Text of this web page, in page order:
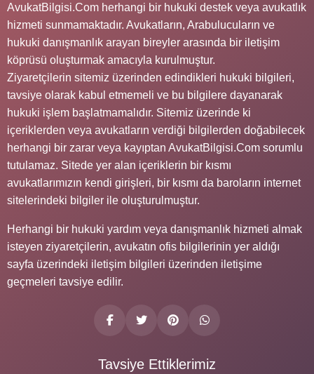
AvukatBilgisi.Com herhangi bir hukuki destek veya avukatlık
hizmeti sunmamaktadır. Avukatların, Arabulucuların ve
hukuki danışmanlık arayan bireyler arasında bir iletişim
köprüsü oluşturmak amacıyla kurulmuştur.
Ziyaretçilerin sitemiz üzerinden edindikleri hukuki bilgileri,
tavsiye olarak kabul etmemeli ve bu bilgilere dayanarak
hukuki işlem başlatmamalıdır. Sitemiz üzerinde ki
içeriklerden veya avukatların verdiği bilgilerden doğabilecek
herhangi bir zarar veya kayıptan AvukatBilgisi.Com sorumlu
tutulamaz. Sitede yer alan içeriklerin bir kısmı
avukatlarımızın kendi girişleri, bir kısmı da baroların internet
sitelerindeki bilgiler ile oluşturulmuştur.
Herhangi bir hukuki yardım veya danışmanlık hizmeti almak
isteyen ziyaretçilerin, avukatın ofis bilgilerinin yer aldığı
sayfa üzerindeki iletişim bilgileri üzerinden iletişime
geçmeleri tavsiye edilir.
Tavsiye Ettiklerimiz